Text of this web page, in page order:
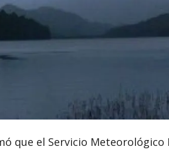
que el Servicio Meteorológico